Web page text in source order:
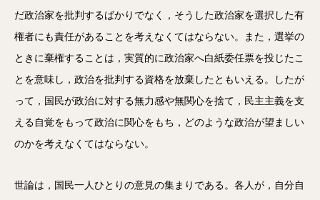
だ政治家を批判するばかりでなく，そうした政治家を選択した有
権者にも責任があることを考えなくてはならない。また，選挙の
ときに棄権することは，実質的に政治家へ白紙委任票を投じたこ
とを意味し，政治を批判する資格を放棄したともいえる。したが
って，国民が政治に対する無力感や無関心を捨て，民主主義を支
える自覚をもって政治に関心をもち，どのような政治が望ましい
のかを考えなくてはならない。
世論は，国民一人ひとりの意見の集まりである。各人が，自分自